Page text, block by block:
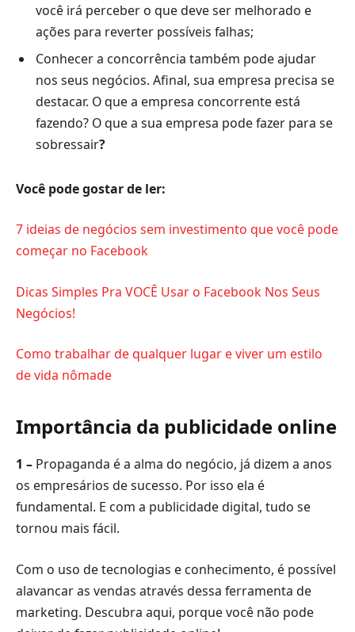
você irá perceber o que deve ser melhorado e
ações para reverter possíveis falhas;
Conhecer a concorrência também pode ajudar
nos seus negócios. Afinal, sua empresa precisa se
destacar. O que a empresa concorrente está
fazendo? O que a sua empresa pode fazer para se
sobressair?
Você pode gostar de ler:
7 ideias de negócios sem investimento que você pode
começar no Facebook
Dicas Simples Pra VOCÊ Usar o Facebook Nos Seus
Negócios!
Como trabalhar de qualquer lugar e viver um estilo
de vida nômade
Importância da publicidade online
1 – Propaganda é a alma do negócio, já dizem a anos
os empresários de sucesso. Por isso ela é
fundamental. E com a publicidade digital, tudo se
tornou mais fácil.
Com o uso de tecnologias e conhecimento, é possível
alavancar as vendas através dessa ferramenta de
marketing. Descubra aqui, porque você não pode